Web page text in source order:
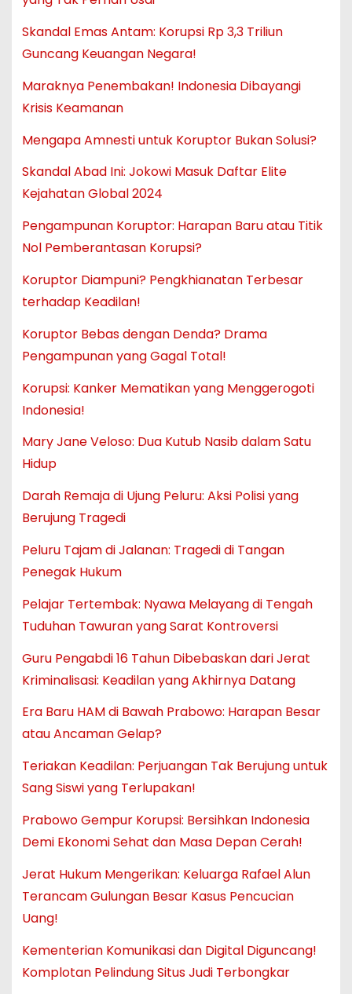
Skandal Emas Antam: Korupsi Rp 3,3 Triliun
Guncang Keuangan Negara!
Maraknya Penembakan! Indonesia Dibayangi
Krisis Keamanan
Mengapa Amnesti untuk Koruptor Bukan Solusi?
Skandal Abad Ini: Jokowi Masuk Daftar Elite
Kejahatan Global 2024
Pengampunan Koruptor: Harapan Baru atau Titik
Nol Pemberantasan Korupsi?
Koruptor Diampuni? Pengkhianatan Terbesar
terhadap Keadilan!
Koruptor Bebas dengan Denda? Drama
Pengampunan yang Gagal Total!
Korupsi: Kanker Mematikan yang Menggerogoti
Indonesia!
Mary Jane Veloso: Dua Kutub Nasib dalam Satu
Hidup
Darah Remaja di Ujung Peluru: Aksi Polisi yang
Berujung Tragedi
Peluru Tajam di Jalanan: Tragedi di Tangan
Penegak Hukum
Pelajar Tertembak: Nyawa Melayang di Tengah
Tuduhan Tawuran yang Sarat Kontroversi
Guru Pengabdi 16 Tahun Dibebaskan dari Jerat
Kriminalisasi: Keadilan yang Akhirnya Datang
Era Baru HAM di Bawah Prabowo: Harapan Besar
atau Ancaman Gelap?
Teriakan Keadilan: Perjuangan Tak Berujung untuk
Sang Siswi yang Terlupakan!
Prabowo Gempur Korupsi: Bersihkan Indonesia
Demi Ekonomi Sehat dan Masa Depan Cerah!
Jerat Hukum Mengerikan: Keluarga Rafael Alun
Terancam Gulungan Besar Kasus Pencucian
Uang!
Kementerian Komunikasi dan Digital Diguncang!
Komplotan Pelindung Situs Judi Terbongkar